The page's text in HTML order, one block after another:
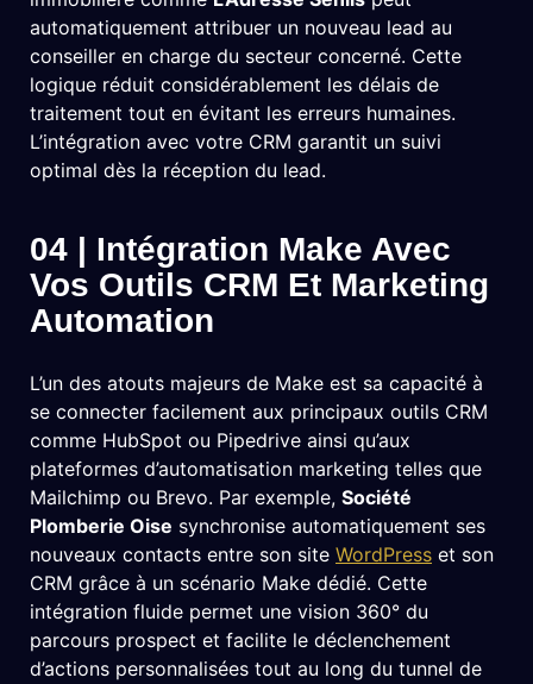
automatiquement attribuer un nouveau lead au
conseiller en charge du secteur concerné. Cette
logique réduit considérablement les délais de
traitement tout en évitant les erreurs humaines.
L’intégration avec votre CRM garantit un suivi
optimal dès la réception du lead.
04 | Intégration Make Avec
Vos Outils CRM Et Marketing
Automation
L’un des atouts majeurs de Make est sa capacité à
se connecter facilement aux principaux outils CRM
comme HubSpot ou Pipedrive ainsi qu’aux
plateformes d’automatisation marketing telles que
Mailchimp ou Brevo. Par exemple, Société
Plomberie Oise synchronise automatiquement ses
nouveaux contacts entre son site WordPress et son
CRM grâce à un scénario Make dédié. Cette
intégration fluide permet une vision 360° du
parcours prospect et facilite le déclenchement
d’actions personnalisées tout au long du tunnel de